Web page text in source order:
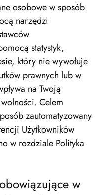
osobowe w sposób
narzędzi
statystyk,
który nie wywołuje
prawnych lub w
na Twoją
Celem
zautomatyzowany
Użytkowników
w rozdziale Polityka
w